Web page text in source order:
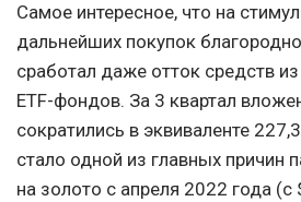
Самое интересное, что на
дальнейших покупок
сработал даже отток средств
ETF-фондов. За 3 квартал
сократились в эквиваленте
стало одной из главных причин
на золото с апреля 2022 года